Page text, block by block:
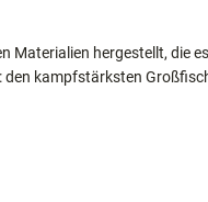
Materialien hergestellt, die
kampfstärksten